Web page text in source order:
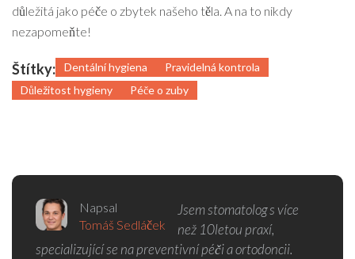
důležitá jako péče o zbytek našeho těla. A na to nikdy
nezapomeňte!
Štítky: Dentální hygiena
Pravidelná kontrola
Důležitost hygieny
Péče o zuby
Napsal
Tomáš Sedláček
Jsem stomatolog s více
než 10letou praxí,
specializující se na preventivní péči a ortodoncii.